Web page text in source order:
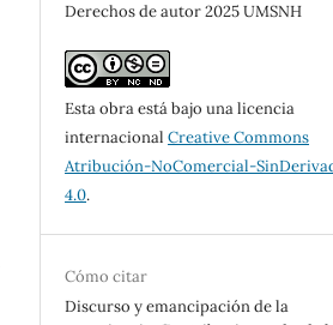
Derechos de autor 2025 UMSNH
Esta obra está bajo una licencia
internacionalCreative Commons
Atribución-NoComercial-
4.0.
Cómo citar
Discurso y emancipación de la